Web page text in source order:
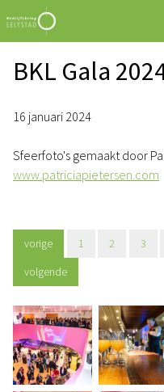
BKL Gala
16 januari 2024
Sfeerfoto's gemaakt door
www.patriciapietersen.com
vorige 1 2 3
volgende